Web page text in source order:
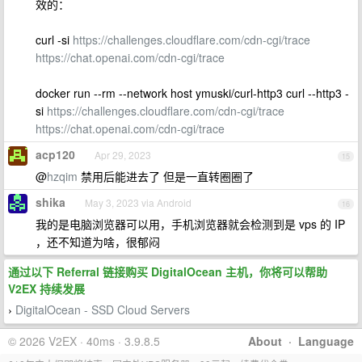
效的：
curl -si https://challenges.cloudflare.com/cdn-cgi/trace
https://chat.openai.com/cdn-cgi/trace
docker run --rm --network host ymuski/curl-http3 curl --http3 -
si https://challenges.cloudflare.com/cdn-cgi/trace
https://chat.openai.com/cdn-cgi/trace
15
acp120 Apr 29, 2023
@hzqim 禁用后能进去了 但是一直转圈圈了
16
shika May 3, 2023 via Android
我的是电脑浏览器可以用，手机浏览器就会检测到是 vps 的 IP
，还不知道为啥，很郁闷
通过以下 Referral 链接购买 DigitalOcean 主机，你将可以帮助
V2EX 持续发展
› DigitalOcean - SSD Cloud Servers
About · Language
© 2026 V2EX · 40ms · 3.9.8.5